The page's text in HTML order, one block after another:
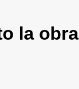
la obra